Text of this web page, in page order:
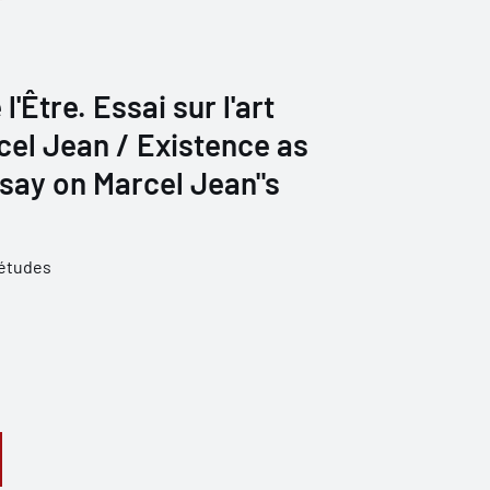
Essai sur l'art
Jean / Existence as
on Marcel Jean"s